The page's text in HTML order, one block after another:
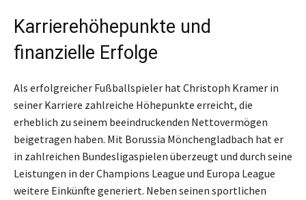
Karrierehöhepunkte und
finanzielle Erfolge
Als erfolgreicher Fußballspieler hat Christoph Kramer in
seiner Karriere zahlreiche Höhepunkte erreicht, die
erheblich zu seinem beeindruckenden Nettovermögen
beigetragen haben. Mit Borussia Mönchengladbach hat er
in zahlreichen Bundesligaspielen überzeugt und durch seine
Leistungen in der Champions League und Europa League
weitere Einkünfte generiert. Neben seinen sportlichen